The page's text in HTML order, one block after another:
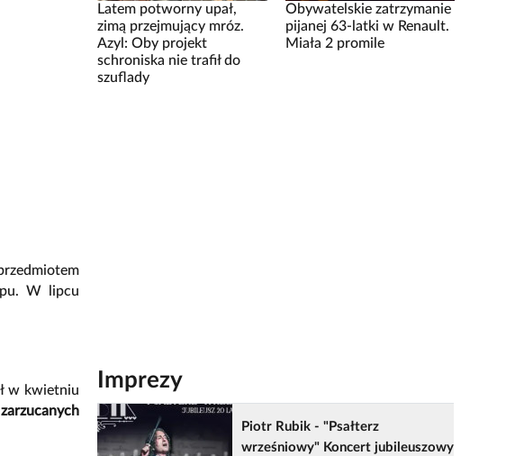
W lipcu
w kwietniu
Latem potworny upał,
zimą przejmujący mróz.
Azyl: Oby projekt
schroniska nie trafił do
szuflady
Obywatelskie zatrzymanie
pijanej 63-latki w Renault.
Miała 2 promile
Imprezy
Piotr Rubik - "Psałterz
wrześniowy" Koncert jubileuszowy